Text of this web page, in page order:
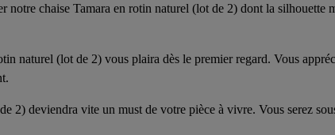
notre chaise Tamara en rotin naturel (lot de 2) dont la silhouette
naturel (lot de 2) vous plaira dès le premier regard. Vous
2) deviendra vite un must de votre pièce à vivre. Vous serez